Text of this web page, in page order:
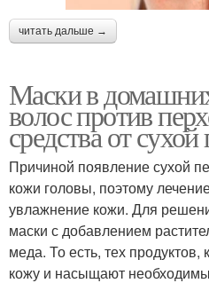
читать дальше →
Маски в
волос против
средства от
Причиной появление сухой
кожи головы, поэтому
увлажнение кожи. Для
маски с добавлением
меда. То есть, тех продуктов,
кожу и насыщают